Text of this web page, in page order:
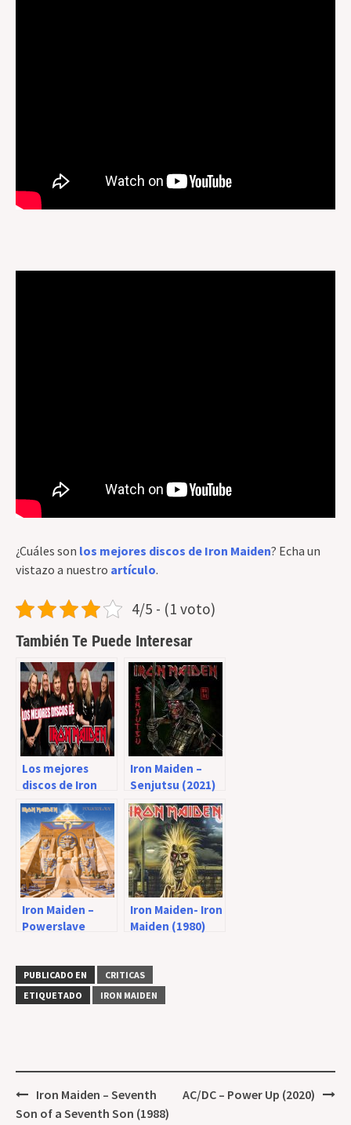
¿Cuáles son los mejores discos de Iron Maiden? Echa un
vistazo a nuestro artículo.
4/5 - (1 voto)
También Te Puede Interesar
Los mejores
discos de Iron
Maiden –
Ranking
Iron Maiden –
Senjutsu (2021)
Iron Maiden –
Powerslave
Iron Maiden- Iron
Maiden (1980)
PUBLICADO EN
CRITICAS
ETIQUETADO
IRON MAIDEN
Navegación
de
Iron Maiden – Seventh
Son of a Seventh Son (1988)
AC/DC – Power Up (2020)